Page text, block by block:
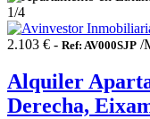
1/4
2.103 € - Ref: AV000SJP /
Alquiler
Derecha,